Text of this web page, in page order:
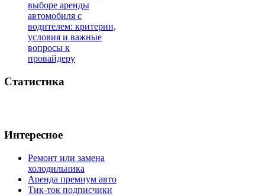
выборе аренды
автомобиля с
водителем: критерии,
условия и важные
вопросы к
провайдеру
Статистика
Интересное
Ремонт или замена
холодильника
Аренда премиум авто
Тик-ток подписчики